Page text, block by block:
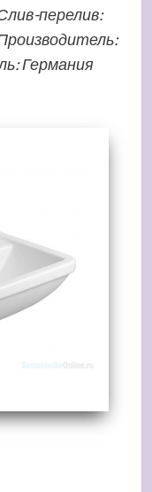
перелив:
Германия